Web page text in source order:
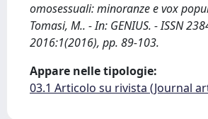
omosessuali: minoranze e vox
Tomasi, M.. - In: GENIUS. - ISSN
2016:1(2016), pp. 89-103.
Appare nelle tipologie:
03.1 Articolo su rivista (Journal